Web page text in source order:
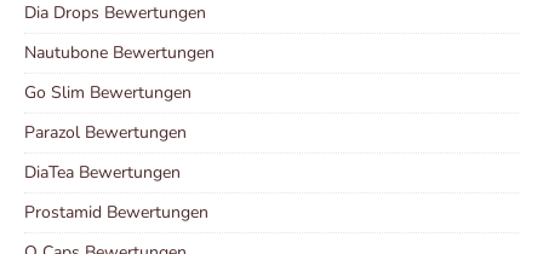
Dia Drops Bewertungen
Nautubone Bewertungen
Go Slim Bewertungen
Parazol Bewertungen
DiaTea Bewertungen
Prostamid Bewertungen